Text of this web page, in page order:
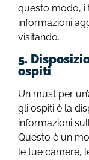
questo modo, i
informazioni
visitando.
5.
ospiti
Un must per
gli ospiti è la
informazioni
Questo è un
le tue camere,